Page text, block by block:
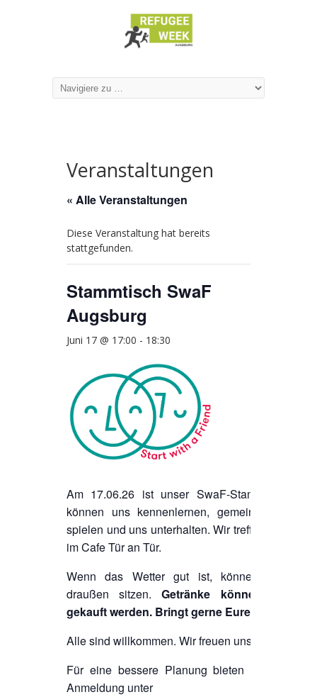
Veranstaltungen
« Alle Veranstaltungen
Diese Veranstaltung hat bereits
stattgefunden.
Stammtisch SwaF
Augsburg
Juni 17 @ 17:00 - 18:30
Am 17.06.26 ist unser SwaF-Stammtisch! Wir
können uns kennenlernen, gemeinsam Spiele
spielen und uns unterhalten. Wir treffen uns dafür
im Cafe Tür an Tür.
Wenn das Wetter gut ist, können wir auch
draußen sitzen.Getränke können vor Ort
gekauft werden. Bringt gerne Eure Spiele mit.
Alle sind willkommen. Wir freuen uns auf Euch!
Für eine bessere Planung bieten wir um eine
Anmeldung unter